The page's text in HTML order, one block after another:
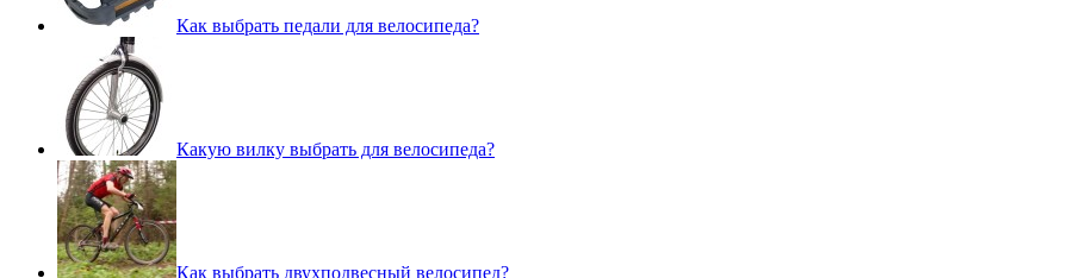
Как выбрать педали для велосипеда?
Какую вилку выбрать для велосипеда?
Как выбрать двухподвесный велосипед?